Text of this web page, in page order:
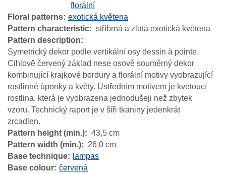
florální
Floral patterns exotická květena
Pattern characteristic
stříbrná a zlatá exotická květena
Pattern description
Symetrický dekor podle vertikální osy dessin à pointe.
Cihlově červený základ nese osově souměrný dekor
kombinující krajkové bordury a florální motivy vyobrazující
rostlinné úponky a květy. Ústředním motivem je kvetoucí
rostlina, která je vyobrazena jednodušeji než zbytek
vzoru. Technický raport je v šíři tkaniny jedenkrát
zrcadlen.
Pattern height (min.)
43,5 cm
Pattern width (min.)
26,0 cm
Base technique
lampas
Base colour červená